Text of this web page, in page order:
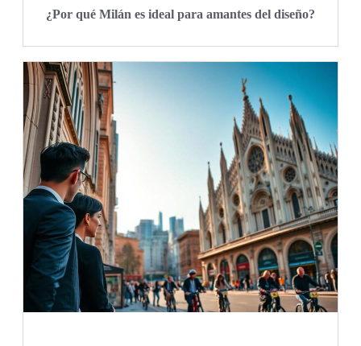
¿Por qué Milán es ideal para amantes del diseño?